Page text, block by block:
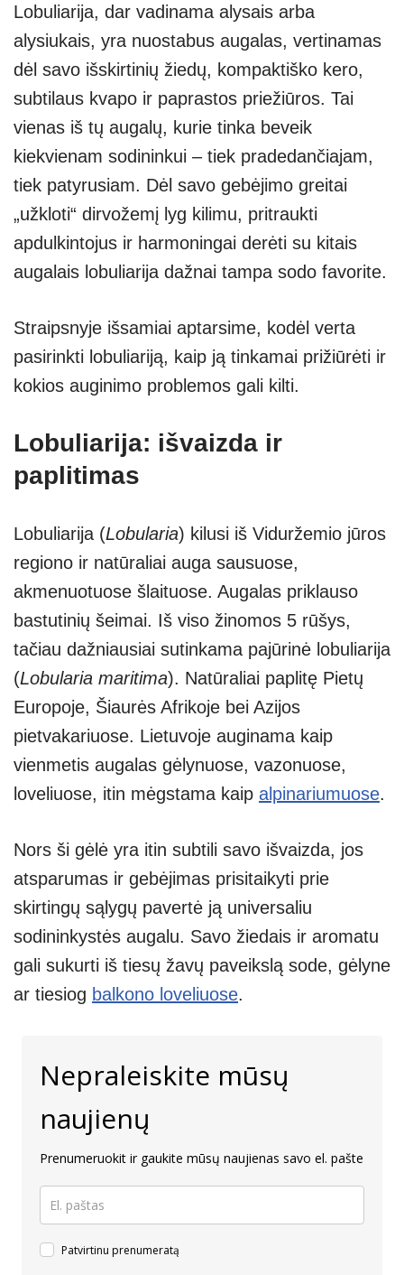
at
s
A
p
p
p
e
e
gr
a
m
er ss
e
n
g
er
ar
e
Lobuliarija, dar vadinama alysais arba
alysiukais, yra nuostabus augalas, vertinamas
dėl savo išskirtinių žiedų, kompaktiško kero,
subtilaus kvapo ir paprastos priežiūros. Tai
vienas iš tų augalų, kurie tinka beveik
kiekvienam sodininkui – tiek pradedančiajam,
tiek patyrusiam. Dėl savo gebėjimo greitai
„užkloti“ dirvožemį lyg kilimu, pritraukti
apdulkintojus ir harmoningai derėti su kitais
augalais lobuliarija dažnai tampa sodo favorite.
Straipsnyje išsamiai aptarsime, kodėl verta
pasirinkti lobuliariją, kaip ją tinkamai prižiūrėti ir
kokios auginimo problemos gali kilti.
Lobuliarija: išvaizda ir
paplitimas
Lobuliarija (Lobularia) kilusi iš Viduržemio jūros
regiono ir natūraliai auga sausuose,
akmenuotuose šlaituose. Augalas priklauso
bastutinių šeimai. Iš viso žinomos 5 rūšys,
tačiau dažniausiai sutinkama pajūrinė lobuliarija
(Lobularia maritima). Natūraliai paplitę Pietų
Europoje, Šiaurės Afrikoje bei Azijos
pietvakariuose. Lietuvoje auginama kaip
vienmetis augalas gėlynuose, vazonuose,
loveliuose, itin mėgstama kaip alpinariumuose.
Nors ši gėlė yra itin subtili savo išvaizda, jos
atsparumas ir gebėjimas prisitaikyti prie
skirtingų sąlygų pavertė ją universaliu
sodininkystės augalu. Savo žiedais ir aromatu
gali sukurti iš tiesų žavų paveikslą sode, gėlyne
ar tiesiog balkono loveliuose.
Nepraleiskite mūsų
naujienų
Prenumeruokit ir gaukite mūsų naujienas savo el. pašte
Patvirtinu prenumeratą